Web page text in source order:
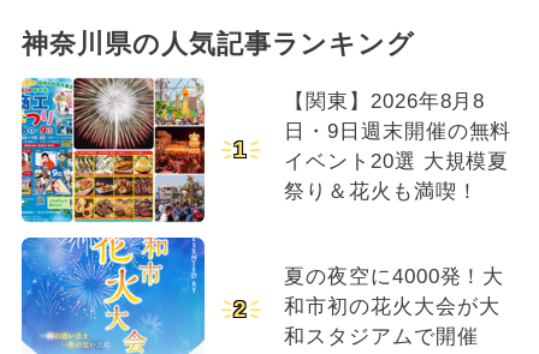
神奈川県の人気記事ランキング
1
【関東】2026年8月8
日・9日週末開催の無料
イベント20選 大規模夏
祭り＆花火も満喫！
2
夏の夜空に4000発！大
和市初の花火大会が大
和スタジアムで開催